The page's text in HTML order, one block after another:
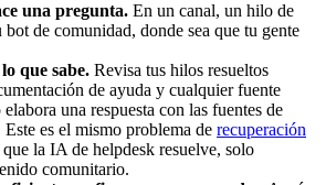
una pregunta. En un canal, un hilo de
de comunidad, donde sea que tu gente
que sabe. Revisa tus hilos resueltos
de ayuda y cualquier fuente
una respuesta con las fuentes de
Este es el mismo problema de recuperación
que la IA de helpdesk resuelve, solo
comunitario.